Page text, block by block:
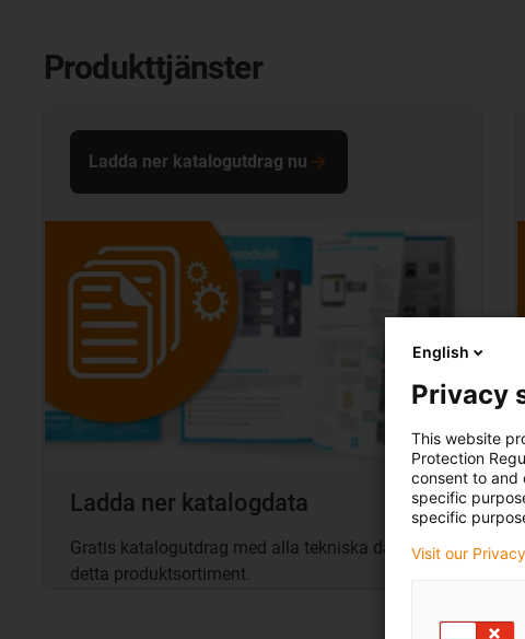
Produkttjänster
Ladda ner katalogdata
Gratis katalogutdrag med alla tekniska data för
detta produktsortiment.
Ladda ner katalogutdrag nu
English
Privacy
This website
Protection
consent to and
specific
specific
Visit our